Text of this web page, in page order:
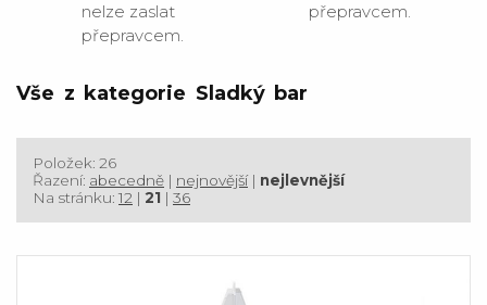
nelze zaslat
přepravcem.
přepravcem.
Vše z kategorie Sladký bar
Položek: 26
Řazení: abecedně | nejnovější| nejlevnější
Na stránku: 12 | 21 | 36